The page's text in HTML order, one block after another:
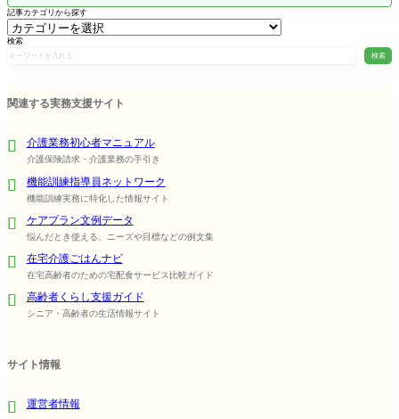
記事カテゴリから探す
検索
検索
関連する実務支援サイト
介護業務初心者マニュアル
介護保険請求・介護業務の手引き
機能訓練指導員ネットワーク
機能訓練実務に特化した情報サイト
ケアプラン文例データ
悩んだとき使える、ニーズや目標などの例文集
在宅介護ごはんナビ
在宅高齢者のための宅配食サービス比較ガイド
高齢者くらし支援ガイド
シニア・高齢者の生活情報サイト
サイト情報
運営者情報